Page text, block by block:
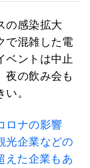
の感染拡大
で混雑した電
ベントは中止
夜の飲み会も
。
ロナの影響
光企業などの
えた企業もあ